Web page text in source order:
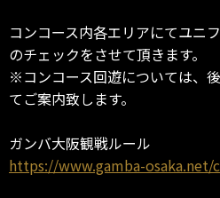
コンコース内各エリアにてユニ
のチェックをさせて頂きます。
※コンコース回遊については、
てご案内致します。
ガンバ大阪観戦ルール
https://www.gamba-